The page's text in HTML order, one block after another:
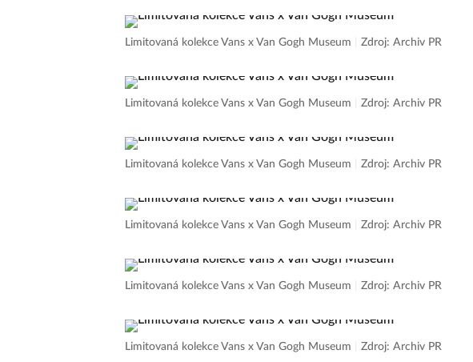
Limitovaná kolekce Vans x Van Gogh Museum Zdroj: Archiv PR
Limitovaná kolekce Vans x Van Gogh Museum Zdroj: Archiv PR
Limitovaná kolekce Vans x Van Gogh Museum Zdroj: Archiv PR
Limitovaná kolekce Vans x Van Gogh Museum Zdroj: Archiv PR
Limitovaná kolekce Vans x Van Gogh Museum Zdroj: Archiv PR
Limitovaná kolekce Vans x Van Gogh Museum Zdroj: Archiv PR